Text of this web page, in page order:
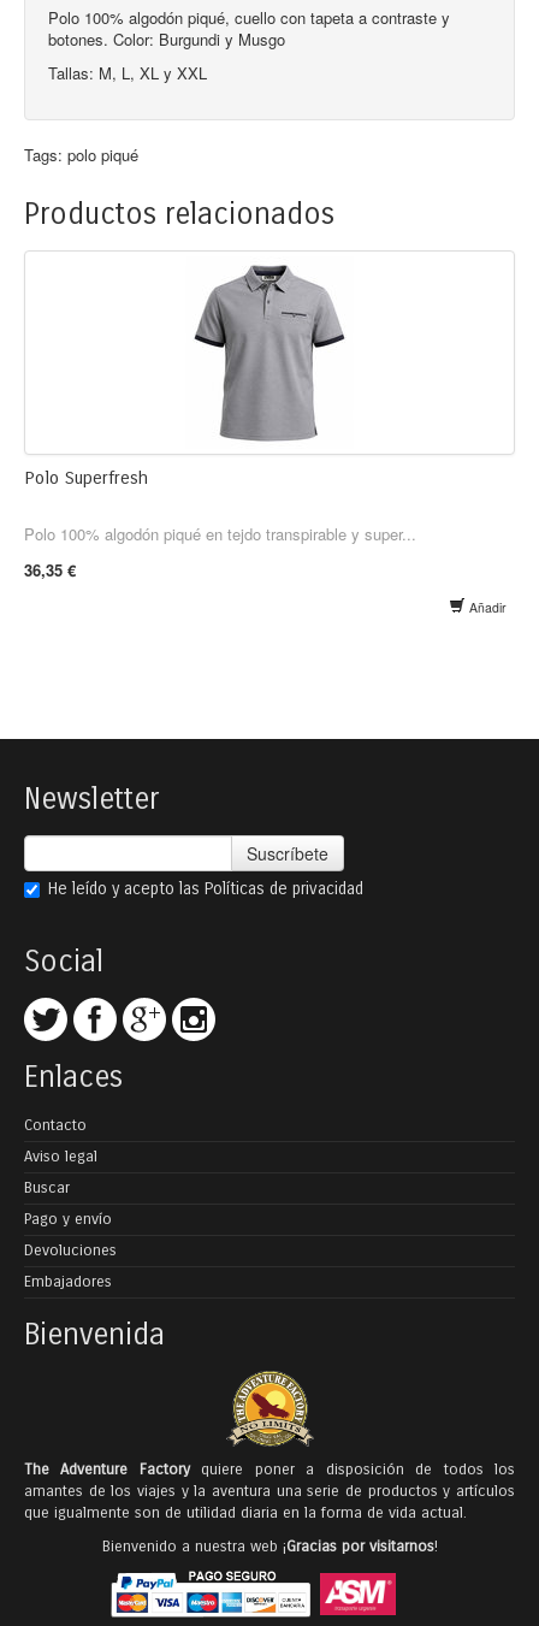
Polo 100% algodón piqué, cuello con tapeta a contraste y
botones. Color: Burgundi y Musgo
Tallas: M, L, XL y XXL
Tags: polo piqué
Productos relacionados
Polo Superfresh
Polo 100% algodón piqué en tejdo transpirable y super...
36,35 €
Añadir
Newsletter
Suscríbete
He leído y acepto las Políticas de privacidad
Social
Enlaces
Contacto
Aviso legal
Buscar
Pago y envío
Devoluciones
Embajadores
Bienvenida
The Adventure Factoryquiere poner a disposición de todos los
amantes de los viajes y la aventura una serie de productos y artículos
que igualmente son de utilidad diaria en la forma de vida actual.
Bienvenido a nuestra web ¡Gracias por visitarnos!